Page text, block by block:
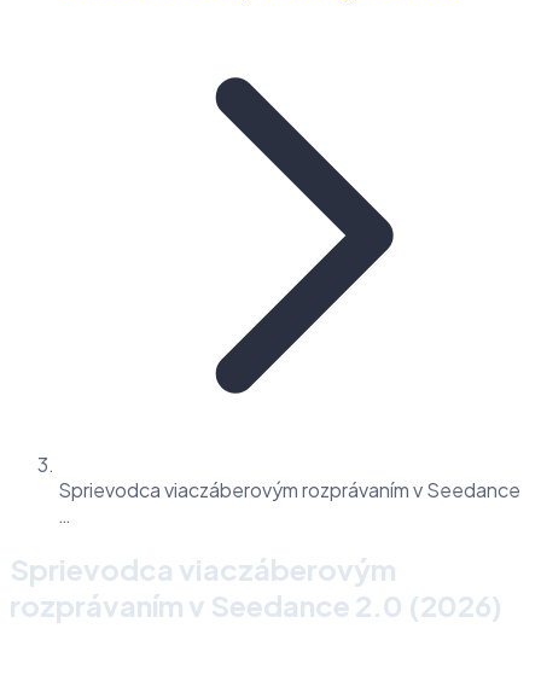
Sprievodca viaczáberovým rozprávaním v Seedance
…
Sprievodca viaczáberovým
rozprávaním v Seedance 2.0 (2026)